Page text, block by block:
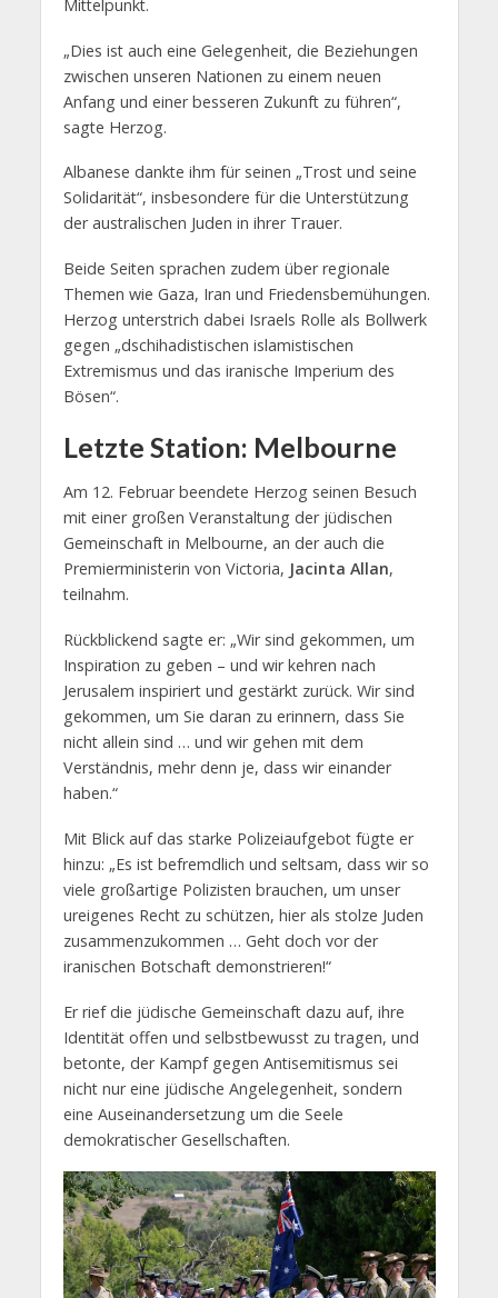
Mittelpunkt.
„Dies ist auch eine Gelegenheit, die Beziehungen
zwischen unseren Nationen zu einem neuen
Anfang und einer besseren Zukunft zu führen“,
sagte Herzog.
Albanese dankte ihm für seinen „Trost und seine
Solidarität“, insbesondere für die Unterstützung
der australischen Juden in ihrer Trauer.
Beide Seiten sprachen zudem über regionale
Themen wie Gaza, Iran und Friedensbemühungen.
Herzog unterstrich dabei Israels Rolle als Bollwerk
gegen „dschihadistischen islamistischen
Extremismus und das iranische Imperium des
Bösen“.
Letzte Station: Melbourne
Am 12. Februar beendete Herzog seinen Besuch
mit einer großen Veranstaltung der jüdischen
Gemeinschaft in Melbourne, an der auch die
Premierministerin von Victoria, Jacinta Allan,
teilnahm.
Rückblickend sagte er: „Wir sind gekommen, um
Inspiration zu geben – und wir kehren nach
Jerusalem inspiriert und gestärkt zurück. Wir sind
gekommen, um Sie daran zu erinnern, dass Sie
nicht allein sind … und wir gehen mit dem
Verständnis, mehr denn je, dass wir einander
haben.“
Mit Blick auf das starke Polizeiaufgebot fügte er
hinzu: „Es ist befremdlich und seltsam, dass wir so
viele großartige Polizisten brauchen, um unser
ureigenes Recht zu schützen, hier als stolze Juden
zusammenzukommen … Geht doch vor der
iranischen Botschaft demonstrieren!“
Er rief die jüdische Gemeinschaft dazu auf, ihre
Identität offen und selbstbewusst zu tragen, und
betonte, der Kampf gegen Antisemitismus sei
nicht nur eine jüdische Angelegenheit, sondern
eine Auseinandersetzung um die Seele
demokratischer Gesellschaften.